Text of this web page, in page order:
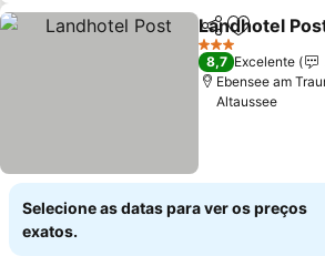
PartilharAdicionar
Landhotel
3 Estrelas
8,7 Excelente
Ebensee am
Altaussee
Selecione as datas para ver os preços
exatos.